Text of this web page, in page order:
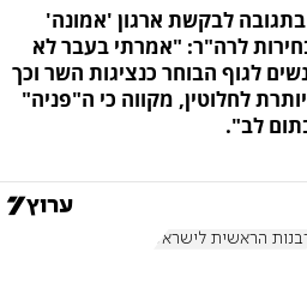
לבקשת ארגון 'אמונה'
לרה"ר: "אמרתי בעבר לא
כי בכוונתי למנות 10 נשים לגוף הבוחר כנציגות השר וכך
לחלוטין, מקווה כי ה"פניה"
לב".
הראשית לישראל